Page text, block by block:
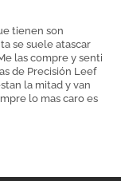
tienen son
se suele atascar
las compre y senti
de Precisión Leef
la mitad y van
lo mas caro es